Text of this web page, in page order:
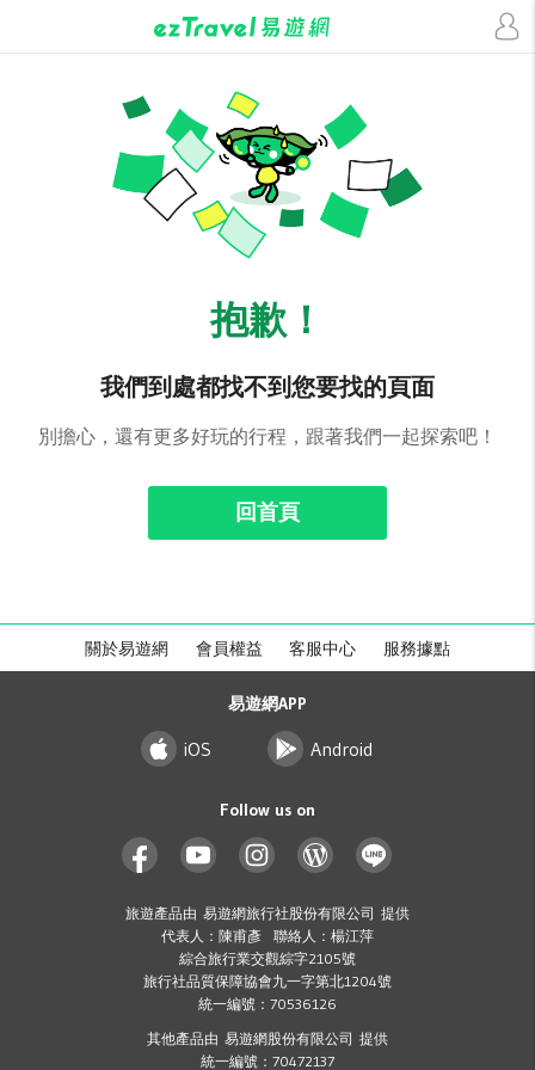
抱歉！
我們到處都找不到您要找的頁面
別擔心，還有更多好玩的行程，跟著我們一起探索吧！
回首頁
關於易遊網 會員權益 客服中心 服務據點
易遊網APP
iOS Android
Follow us on
旅遊產品由 易遊網旅行社股份有限公司 提供
代表人：陳甫彥 聯絡人：楊江萍
綜合旅行業交觀綜字2105號
旅行社品質保障協會九一字第北1204號
統一編號：70536126
其他產品由 易遊網股份有限公司 提供
統一編號：70472137